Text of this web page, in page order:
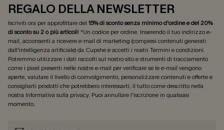
REGALO DELLA NEWSLETTER
Iscriviti ora per approfittare del 15% di sconto senza minimo d'ordine e del 20%
di sconto su 2 o più articoli! *Un codice per ordine. Inserendo il tuo indirizzo e-
mail, acconsenti a ricevere e-mail di marketing (compresi contenuti generati
dall'intelligenza artificiale) da Cupshe e accetti i nostri Termini e condizioni.
Potremmo utilizzare i dati raccolti sul nostro sito e strumenti di tracciamento
come i pixel presenti nelle nostre e-mail per verificare se le e-mail vengono
aperte, valutare il livello di coinvolgimento, personalizzare contenuti e offerte e
consigliarti prodotti che potrebbero interessarti, il tutto come descritto nella
nostra Informativa sulla privacy. Puoi annullare l'iscrizione in qualsiasi
momento.